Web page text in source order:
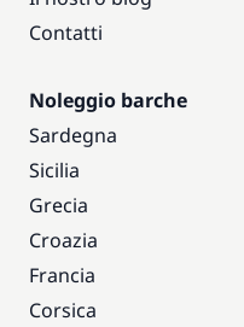
Contatti
Noleggio barche
Sardegna
Sicilia
Grecia
Croazia
Francia
Corsica